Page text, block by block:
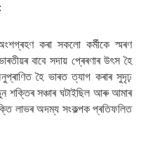
কৰা সকলো কৰ্মীকে স্মৰণ
বাবে সদায় প্ৰেৰণাৰ উৎস হৈ
হৈ ভাৰত ত্যাগ কৰাৰ সুদৃঢ়
শক্তিৰ সঞ্চাৰ ঘটাইছিল আৰু আমাৰ
লাভৰ অদম্য সংকল্পক প্ৰতিফলিত